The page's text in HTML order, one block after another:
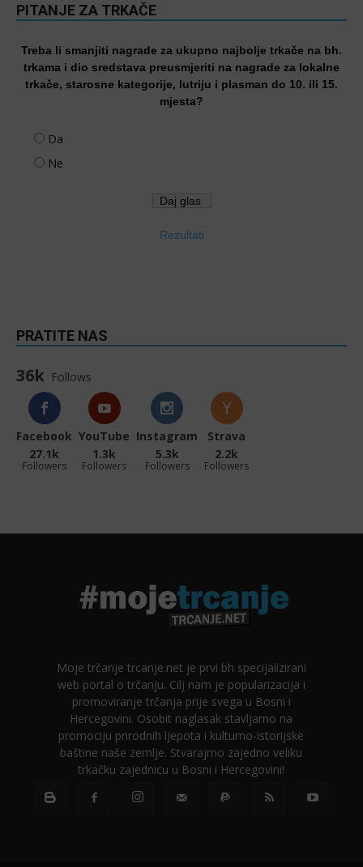
PITANJE ZA TRKAČE
Treba li smanjiti nagrade za ukupno najbolje trkače na bh.
trkama i dio sredstava preusmjeriti na nagrade za lokalne
trkače, starosne kategorije, lutriju i plasman do 10. ili 15.
mjesta?
Da
Ne
Rezultati
PRATITE NAS
36k Follows
Facebook
27.1k
Followers
YouTube
1.3k
Followers
Instagram
5.3k
Followers
Strava
2.2k
Followers
Moje trčanje trcanje.net je prvi bh specijalizirani
web portal o trčanju. Cilj nam je popularizacija i
promoviranje trčanja prije svega u Bosni i
Hercegovini. Osobit naglasak stavljamo na
promociju prirodnih ljepota i kulturno-istorijske
baštine naše zemlje. Stvarajmo zajedno veliku
trkačku zajednicu u Bosni i Hercegovini!